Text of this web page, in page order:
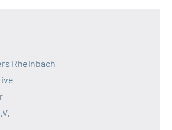
Rheinbach